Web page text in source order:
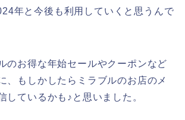
年と今後も利用していくと思うんで
のお得な年始セールやクーポンなど
、もしかしたらミラブルのお店のメ
しているかも♪と思いました。